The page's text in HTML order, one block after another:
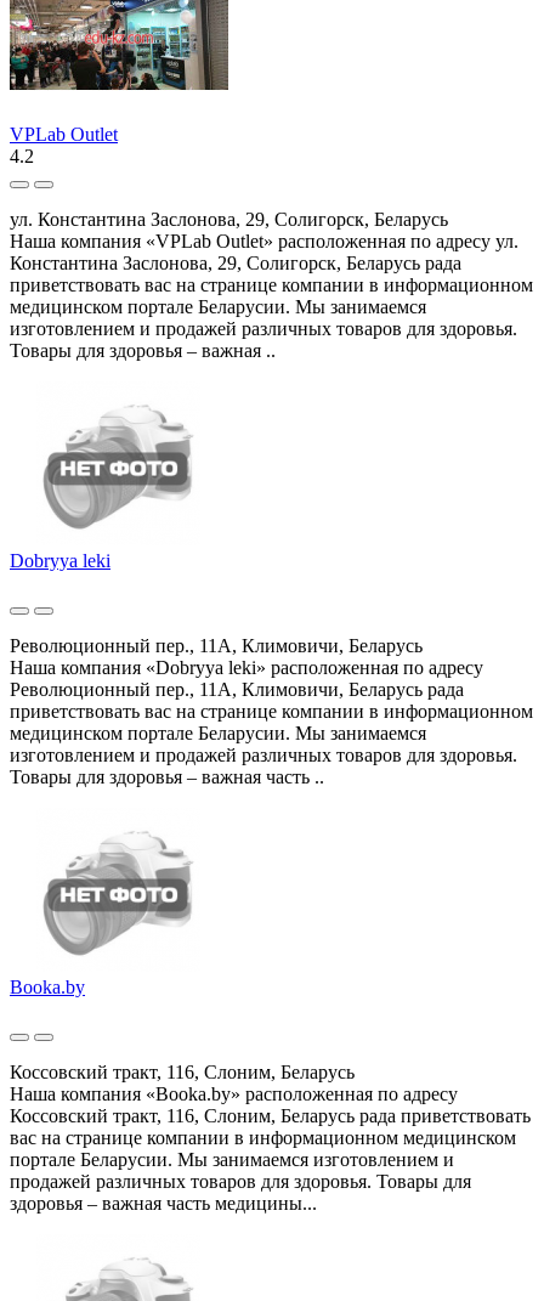
VPLab Outlet
4.2
ул. Константина Заслонова, 29, Солигорск, Беларусь
Наша компания «VPLab Outlet» расположенная по адресу ул.
Константина Заслонова, 29, Солигорск, Беларусь рада
приветствовать вас на странице компании в информационном
медицинском портале Беларусии. Мы занимаемся
изготовлением и продажей различных товаров для здоровья.
Товары для здоровья – важная ..
Dobryya leki
Революционный пер., 11А, Климовичи, Беларусь
Наша компания «Dobryya leki» расположенная по адресу
Революционный пер., 11А, Климовичи, Беларусь рада
приветствовать вас на странице компании в информационном
медицинском портале Беларусии. Мы занимаемся
изготовлением и продажей различных товаров для здоровья.
Товары для здоровья – важная часть ..
Booka.by
Коссовский тракт, 116, Слоним, Беларусь
Наша компания «Booka.by» расположенная по адресу
Коссовский тракт, 116, Слоним, Беларусь рада приветствовать
вас на странице компании в информационном медицинском
портале Беларусии. Мы занимаемся изготовлением и
продажей различных товаров для здоровья. Товары для
здоровья – важная часть медицины...